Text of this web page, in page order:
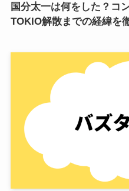
国分太一は何をした？コ
TOKIO解散までの経緯を